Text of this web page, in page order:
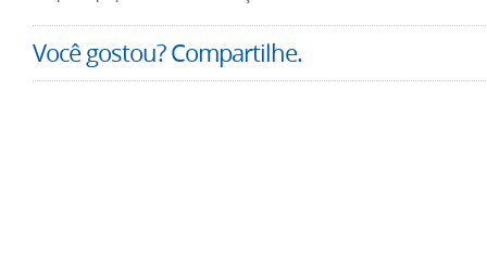
Você gostou? Compartilhe.